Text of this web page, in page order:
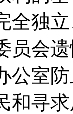
全独
员会
公室
和寻